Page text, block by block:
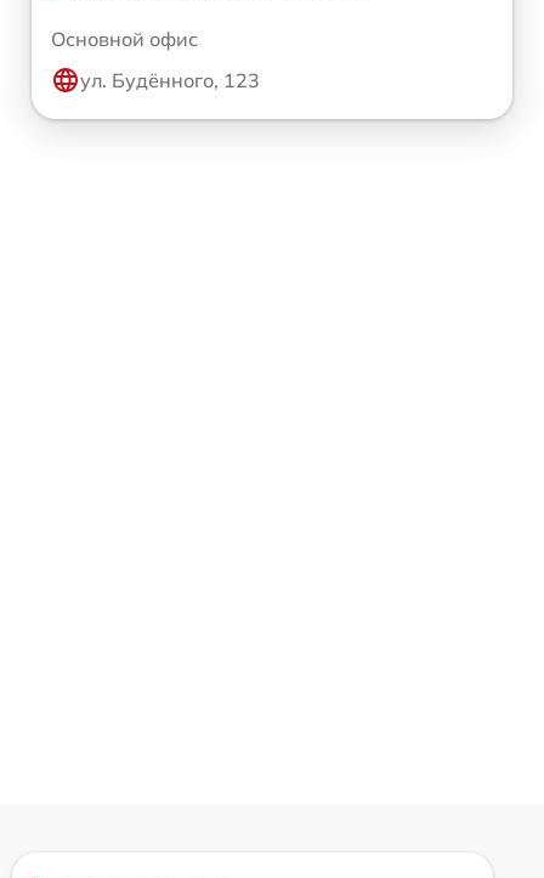
Основной офис
ул. Будённого, 123